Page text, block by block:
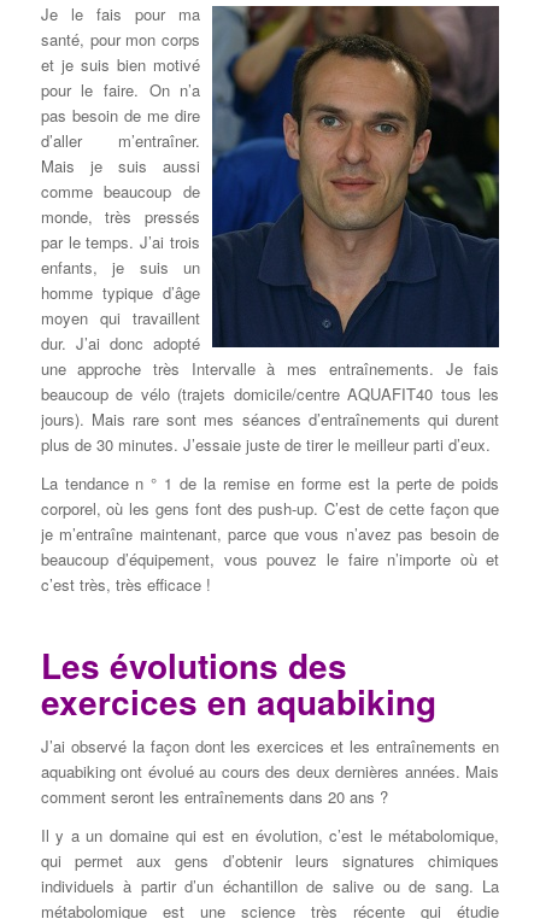
Je le fais pour ma
santé, pour mon corps
et je suis bien motivé
pour le faire. On n’a
pas besoin de me dire
d’aller m’entraîner.
Mais je suis aussi
comme beaucoup de
monde, très pressés
par le temps. J’ai trois
enfants, je suis un
homme typique d’âge
moyen qui travaillent
dur. J’ai donc adopté
une approche très Intervalle à mes entraînements. Je fais
beaucoup de vélo (trajets domicile/centre AQUAFIT40 tous les
jours). Mais rare sont mes séances d’entraînements qui durent
plus de 30 minutes. J’essaie juste de tirer le meilleur parti d’eux.
La tendance n ° 1 de la remise en forme est la perte de poids
corporel, où les gens font des push-up. C’est de cette façon que
je m’entraîne maintenant, parce que vous n’avez pas besoin de
beaucoup d’équipement, vous pouvez le faire n’importe où et
c’est très, très efficace !
Les évolutions des
exercices en aquabiking
J’ai observé la façon dont les exercices et les entraînements en
aquabiking ont évolué au cours des deux dernières années. Mais
comment seront les entraînements dans 20 ans ?
Il y a un domaine qui est en évolution, c’est le métabolomique,
qui permet aux gens d’obtenir leurs signatures chimiques
individuels à partir d’un échantillon de salive ou de sang. La
métabolomique est une science très récente qui étudie